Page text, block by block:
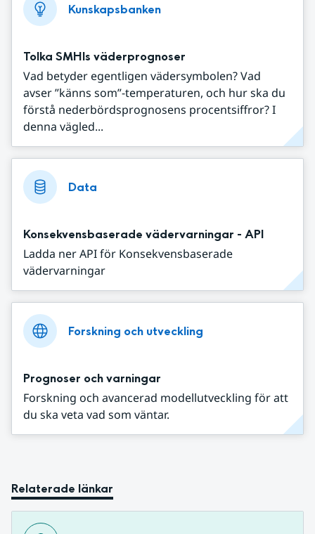
Kunskapsbanken
Tolka SMHIs väderprognoser
Vad betyder egentligen vädersymbolen? Vad
avser ”känns som”-temperaturen, och hur ska du
förstå nederbördsprognosens procentsiffror? I
denna vägled...
Data
Konsekvensbaserade vädervarningar - API
Ladda ner API för Konsekvensbaserade
vädervarningar
Forskning och utveckling
Prognoser och varningar
Forskning och avancerad modellutveckling för att
du ska veta vad som väntar.
Relaterade länkar